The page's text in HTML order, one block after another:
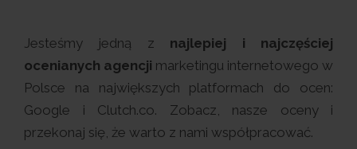
Jesteśmy jedną z najlepiej i najczęściej
ocenianych agencji marketingu internetowego w
Polsce na największych platformach do ocen:
Google i Clutch.co. Zobacz, nasze oceny i
przekonaj się, że warto z nami współpracować.